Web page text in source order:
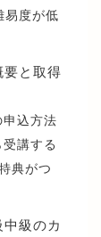
易度が低
要と取得
込方法
講する
典がつ
級のカ